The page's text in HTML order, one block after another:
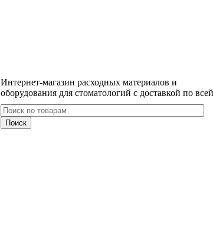
Интернет-магазин расходных материалов и
оборудования для стоматологий с доставкой по